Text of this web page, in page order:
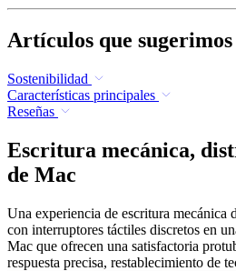
Artículos que sugerimos
Sostenibilidad
Características principales
Reseñas
Escritura mecánica,
de Mac
Una experiencia de escritura mecánica
con interruptores táctiles discretos en
Mac que ofrecen una satisfactoria
respuesta precisa, restablecimiento de